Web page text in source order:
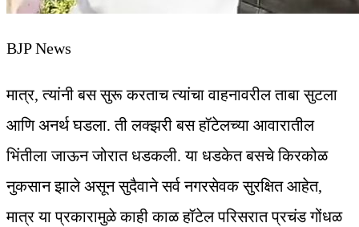
BJP News
मात्र, त्यांनी बस सुरू करताच त्यांचा वाहनावरील ताबा सुटला
आणि अनर्थ घडला. ती लक्झरी बस हॉटेलच्या आवारातील
भिंतीला जाऊन जोरात धडकली. या धडकेत बसचे किरकोळ
नुकसान झाले असून सुदैवाने सर्व नगरसेवक सुरक्षित आहेत,
मात्र या प्रकारामुळे काही काळ हॉटेल परिसरात प्रचंड गोंधळ